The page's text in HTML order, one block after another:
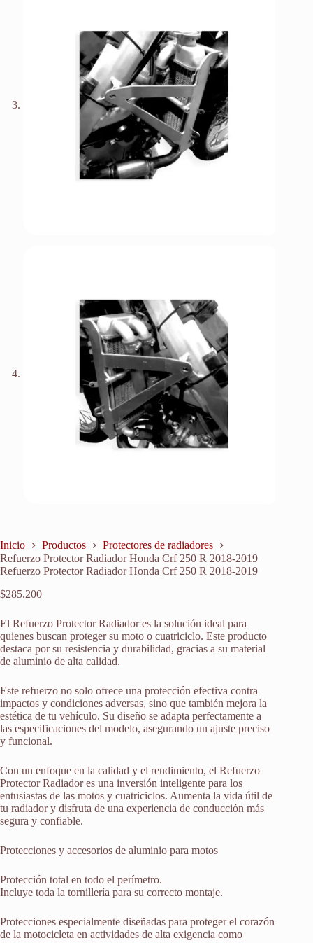
Inicio Productos
Protectores de radiadores
Refuerzo Protector Radiador Honda Crf 250 R 2018-2019
Refuerzo Protector Radiador Honda Crf 250 R 2018-2019
$285.200
El Refuerzo Protector Radiador es la solución ideal para
quienes buscan proteger su moto o cuatriciclo. Este producto
destaca por su resistencia y durabilidad, gracias a su material
de aluminio de alta calidad.
Este refuerzo no solo ofrece una protección efectiva contra
impactos y condiciones adversas, sino que también mejora la
estética de tu vehículo. Su diseño se adapta perfectamente a
las especificaciones del modelo, asegurando un ajuste preciso
y funcional.
Con un enfoque en la calidad y el rendimiento, el Refuerzo
Protector Radiador es una inversión inteligente para los
entusiastas de las motos y cuatriciclos. Aumenta la vida útil de
tu radiador y disfruta de una experiencia de conducción más
segura y confiable.
Protecciones y accesorios de aluminio para motos
Protección total en todo el perímetro.
Incluye toda la tornillería para su correcto montaje.
Protecciones especialmente diseñadas para proteger el corazón
de la motocicleta en actividades de alta exigencia como